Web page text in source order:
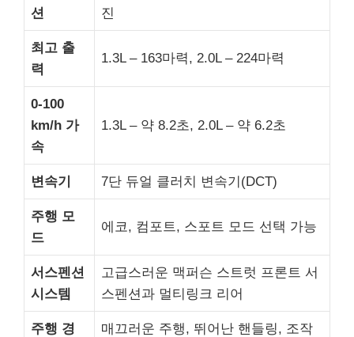
션
진
최고 출
력
1.3L – 163마력, 2.0L – 224마력
0-100
km/h 가
속
1.3L – 약 8.2초, 2.0L – 약 6.2초
변속기 7단 듀얼 클러치 변속기(DCT)
주행 모
드
에코, 컴포트, 스포트 모드 선택 가능
서스펜션
시스템
고급스러운 맥퍼슨 스트럿 프론트 서
스펜션과 멀티링크 리어
주행 경
매끄러운 주행, 뛰어난 핸들링, 조작